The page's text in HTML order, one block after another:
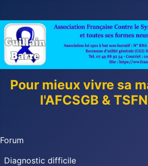
Pour mieux vivre sa
l'AFCSGB &
Forum
Diagnostic difficile